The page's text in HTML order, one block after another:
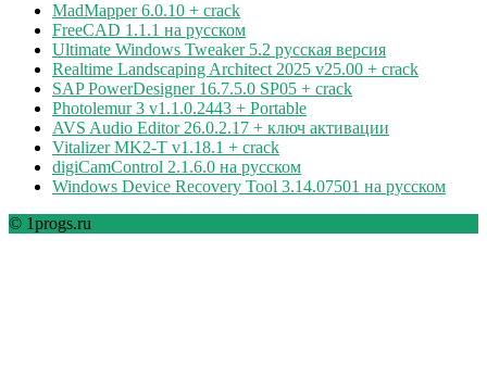
MadMapper 6.0.10 + crack
FreeCAD 1.1.1 на русском
Ultimate Windows Tweaker 5.2 русская версия
Realtime Landscaping Architect 2025 v25.00 + crack
SAP PowerDesigner 16.7.5.0 SP05 + crack
Photolemur 3 v1.1.0.2443 + Portable
AVS Audio Editor 26.0.2.17 + ключ активации
Vitalizer MK2-T v1.18.1 + crack
digiCamControl 2.1.6.0 на русском
Windows Device Recovery Tool 3.14.07501 на русском
© 1progs.ru